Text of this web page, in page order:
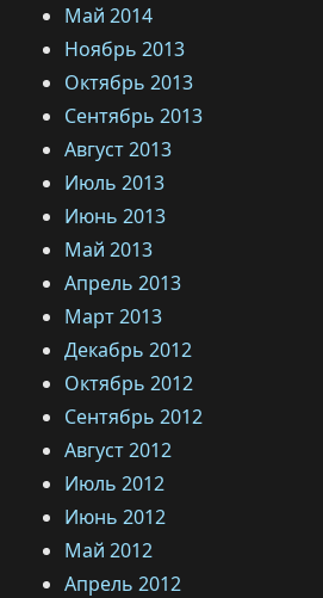
Май 2014
Ноябрь 2013
Октябрь 2013
Сентябрь 2013
Август 2013
Июль 2013
Июнь 2013
Май 2013
Апрель 2013
Март 2013
Декабрь 2012
Октябрь 2012
Сентябрь 2012
Август 2012
Июль 2012
Июнь 2012
Май 2012
Апрель 2012